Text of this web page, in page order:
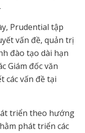
Prudential tập
vấn đề, quản trị
đào tạo dài hạn
Giám đốc văn
các vấn đề tại
triển theo hướng
phát triển các